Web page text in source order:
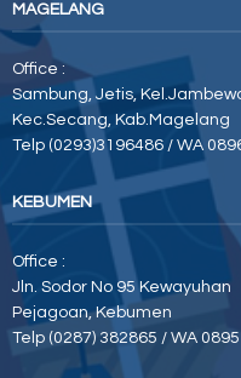
MAGELANG
Office :
Sambung, Jetis,
Kec.Secang, Kab.Magelang
Telp (0293)3196486 / WA
KEBUMEN
Office :
Jln. Sodor No 95 Kewayuhan
Pejagoan, Kebumen
Telp (0287) 382865 / WA